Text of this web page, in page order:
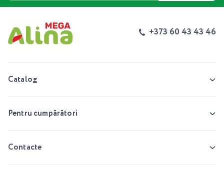
+373 60 43 43 46
Catalog
Pentru cumpărători
Contacte